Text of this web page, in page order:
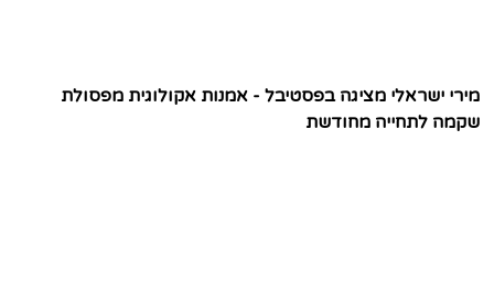
מירי ישראלי מציגה בפסטיבל - אמנות אקולוגית מפסולת
שקמה לתחייה מחודשת